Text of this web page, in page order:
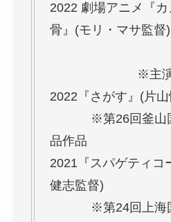
2022 劇場アニメ『
骨』(モリ・マサ監督)
※主
2022『さがす』(片
※第26回釜山国
品作品
2021『スパゲティコ
健志監督)
※第24回上海国